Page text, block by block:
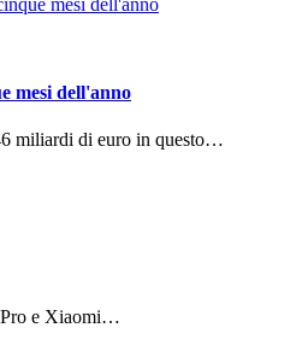
mesi dell'anno
miliardi di euro in questo…
Pro e Xiaomi…